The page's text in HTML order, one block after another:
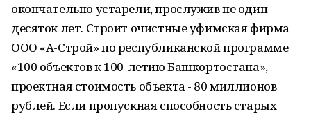
окончательно устарели, прослужив не один
десяток лет. Строит очистные уфимская фирма
ООО «А-Строй» по республиканской программе
«100 объектов к 100-летию Башкортостана»,
проектная стоимость объекта - 80 миллионов
рублей. Если пропускная способность старых